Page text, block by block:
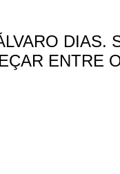
DIAS.
ENTRE